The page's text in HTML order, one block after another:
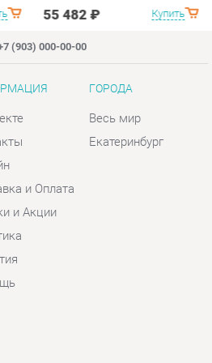
и Оплата
и Акции
Екатеринбург